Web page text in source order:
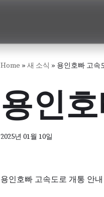
Home » 새 소식 » 용인호빠 고속
용인
2025년 01월 10일
용인호빠 고속도로 개통 안내